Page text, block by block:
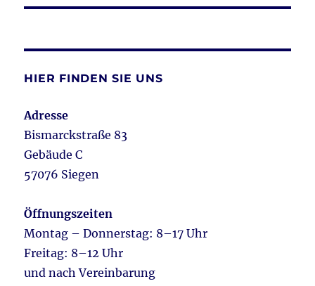
HIER FINDEN SIE UNS
Adresse
Bismarckstraße 83
Gebäude C
57076 Siegen
Öffnungszeiten
Montag – Donnerstag: 8–17 Uhr
Freitag: 8–12 Uhr
und nach Vereinbarung